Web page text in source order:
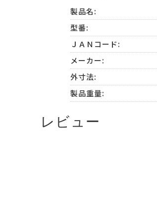
製品名:
型番:
ＪＡＮコード:
メーカー:
外寸法:
製品重量:
レビュー